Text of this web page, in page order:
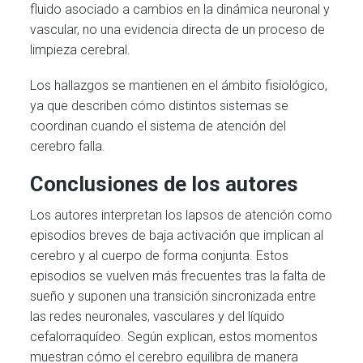
fluido asociado a cambios en la dinámica neuronal y
vascular, no una evidencia directa de un proceso de
limpieza cerebral.
Los hallazgos se mantienen en el ámbito fisiológico,
ya que describen cómo distintos sistemas se
coordinan cuando el sistema de atención del
cerebro falla.
Conclusiones de los autores
Los autores interpretan los lapsos de atención como
episodios breves de baja activación que implican al
cerebro y al cuerpo de forma conjunta. Estos
episodios se vuelven más frecuentes tras la falta de
sueño y suponen una transición sincronizada entre
las redes neuronales, vasculares y del líquido
cefalorraquídeo. Según explican, estos momentos
muestran cómo el cerebro equilibra de manera